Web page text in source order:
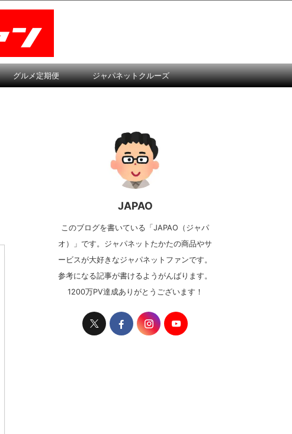
グルメ定期便 ジャパネットクルーズ
JAPAO
このブログを書いている「JAPAO（ジャパ
オ）」です。ジャパネットたかたの商品やサ
ービスが大好きなジャパネットファンです。
参考になる記事が書けるようがんばります。
1200万PV達成ありがとうございます！